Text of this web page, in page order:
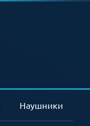
Наушники